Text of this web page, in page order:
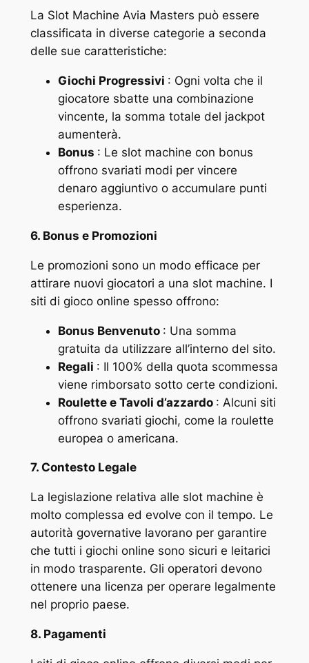
La Slot Machine Avia Masters può essere
classificata in diverse categorie a seconda
delle sue caratteristiche:
Giochi Progressivi : Ogni volta che il
giocatore sbatte una combinazione
vincente, la somma totale del jackpot
aumenterà.
Bonus : Le slot machine con bonus
offrono svariati modi per vincere
denaro aggiuntivo o accumulare punti
esperienza.
6. Bonus e Promozioni
Le promozioni sono un modo efficace per
attirare nuovi giocatori a una slot machine. I
siti di gioco online spesso offrono:
Bonus Benvenuto : Una somma
gratuita da utilizzare all’interno del sito.
Regali : Il 100% della quota scommessa
viene rimborsato sotto certe condizioni.
Roulette e Tavoli d’azzardo : Alcuni siti
offrono svariati giochi, come la roulette
europea o americana.
7. Contesto Legale
La legislazione relativa alle slot machine è
molto complessa ed evolve con il tempo. Le
autorità governative lavorano per garantire
che tutti i giochi online sono sicuri e leitarici
in modo trasparente. Gli operatori devono
ottenere una licenza per operare legalmente
nel proprio paese.
8. Pagamenti